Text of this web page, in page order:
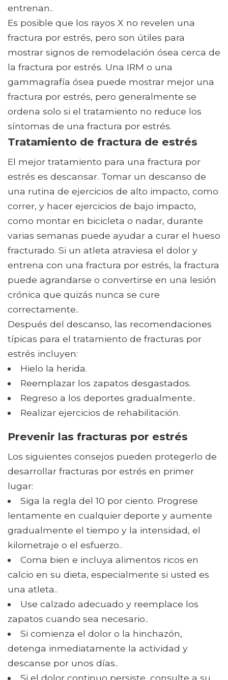
entrenan..
Es posible que los rayos X no revelen una
fractura por estrés, pero son útiles para
mostrar signos de remodelación ósea cerca de
la fractura por estrés. Una IRM o una
gammagrafía ósea puede mostrar mejor una
fractura por estrés, pero generalmente se
ordena solo si el tratamiento no reduce los
síntomas de una fractura por estrés.
Tratamiento de fractura de estrés
El mejor tratamiento para una fractura por
estrés es descansar. Tomar un descanso de
una rutina de ejercicios de alto impacto, como
correr, y hacer ejercicios de bajo impacto,
como montar en bicicleta o nadar, durante
varias semanas puede ayudar a curar el hueso
fracturado. Si un atleta atraviesa el dolor y
entrena con una fractura por estrés, la fractura
puede agrandarse o convertirse en una lesión
crónica que quizás nunca se cure
correctamente..
Después del descanso, las recomendaciones
típicas para el tratamiento de fracturas por
estrés incluyen:
Hielo la herida.
Reemplazar los zapatos desgastados.
Regreso a los deportes gradualmente..
Realizar ejercicios de rehabilitación.
Prevenir las fracturas por estrés
Los siguientes consejos pueden protegerlo de
desarrollar fracturas por estrés en primer
lugar:
Siga la regla del 10 por ciento. Progrese
lentamente en cualquier deporte y aumente
gradualmente el tiempo y la intensidad, el
kilometraje o el esfuerzo..
Coma bien e incluya alimentos ricos en
calcio en su dieta, especialmente si usted es
una atleta..
Use calzado adecuado y reemplace los
zapatos cuando sea necesario..
Si comienza el dolor o la hinchazón,
detenga inmediatamente la actividad y
descanse por unos días..